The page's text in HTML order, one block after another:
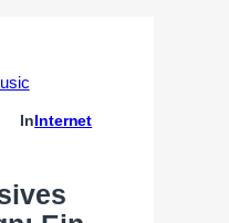
InInternet